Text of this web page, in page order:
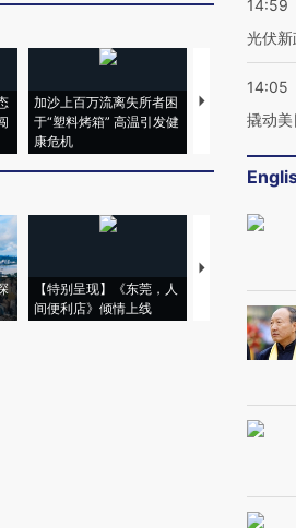
加沙上百万流离失所者困
于“塑料烤箱” 高温引发健
康危机
视线｜HYROX
术：是什么让
【特别呈现】《东莞，人
间便利店》倾情上线
【推广】走进
会，让数智科
14:59
光伏
14:05
撬动